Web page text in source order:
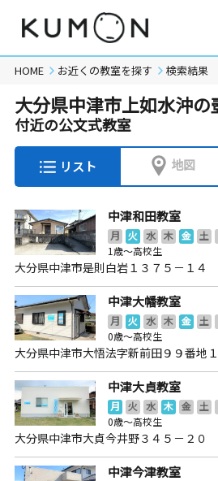
HOME お近くの教室を探す 検索結果
大分県中津市上如水沖の
付近の公文式教室
リスト 地図
中津和田教室
月 火 水 木 金 土
1歳～高校生
大分県中津市是則白岩１３７５－１４
中津大幡教室
月 火 水 木 金 土
0歳～高校生
大分県中津市大悟法字新前田９９番地
中津大貞教室
月 火 水 木 金 土
0歳～高校生
大分県中津市大貞今井野３４５－２０
中津今津教室